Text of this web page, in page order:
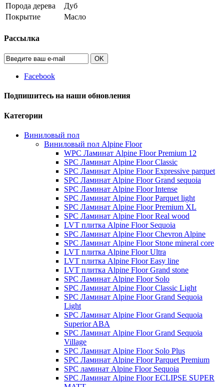
Порода дерева
Дуб
Покрытие
Масло
Рассылка
OK
Facebook
Подпишитесь на наши обновления
Категории
Виниловый пол
Виниловый пол Alpine Floor
WPC Ламинат Alpine Floor Premium 12
SPC Ламинат Alpine Floor Classic
SPC Ламинат Alpine Floor Expressive parquet
SPC Ламинат Alpine Floor Grand sequoia
SPC Ламинат Alpine Floor Intense
SPC Ламинат Alpine Floor Parquet light
SPC Ламинат Alpine Floor Premium XL
SPC Ламинат Alpine Floor Real wood
LVT плитка Alpine Floor Sequoia
SPC Ламинат Alpine Floor Chevron Alpine
SPC Ламинат Alpine Floor Stone mineral core
LVT плитка Alpine Floor Ultra
LVT плитка Alpine Floor Easy line
LVT плитка Alpine Floor Grand stone
SPC Ламинат Alpine Floor Solo
SPC Ламинат Alpine Floor Classic Light
SPC Ламинат Alpine Floor Grand Sequoia
Light
SPC Ламинат Alpine Floor Grand Sequoia
Superior ABA
SPC Ламинат Alpine Floor Grand Sequoia
Village
SPC Ламинат Alpine Floor Solo Plus
SPC Ламинат Alpine Floor Parquet Premium
SPC ламинат Alpine Floor Sequoia
SPC Ламинат Alpine Floor ECLIPSE SUPER